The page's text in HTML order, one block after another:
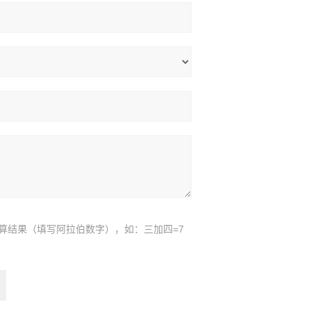
结果（填写阿拉伯数字），如：三加四=7